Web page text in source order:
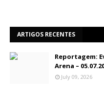
ARTIGOS RECENTES
Reportagem:
Arena –
July 09, 2026